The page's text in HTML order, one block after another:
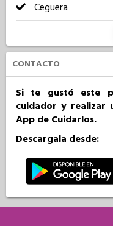
Ceguera
CONTACTO
Si te gustó este
cuidador y realizar
App de Cuidarlos.
Descargala desde: